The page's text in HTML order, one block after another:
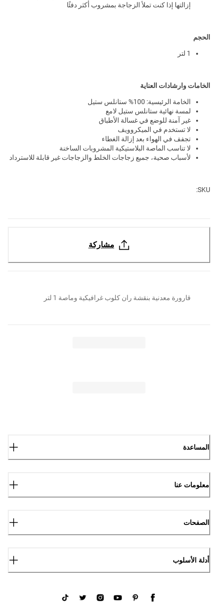
إزالتها إذا كنت تملأ الزجاجة بمشروب أكثر دفئًا
الحجم
1 لتر
الخامات وارشادات العناية
الخامة الرئيسية: 100% ستانلس ستيل
لمسة نهائية ستانلس ستيل لامع
غير آمنة للوضع في غسالة الأطباق
لا تستخدم في الميكروويف
تجفف في الهواء بعد إزالة الغطاء
لا تناسب الماصة البلاستيكية المشروبات الساخنة
لأسباب صحية، جميع زجاجات الخلط والزجاجات غير قابلة للاسترداد
SKU:
مشاركة
قارورة معدنية بنقشة ران كلوب غرافيكية وماصة 1 لتر
المساعدة
معلومات عنا
الصفحات
أدلة الأسلوب